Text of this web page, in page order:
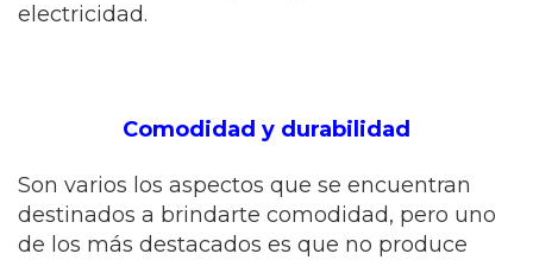
electricidad.
Comodidad y durabilidad
Son varios los aspectos que se encuentran
destinados a brindarte comodidad, pero uno
de los más destacados es que no produce